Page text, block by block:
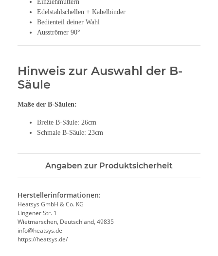
Einziehmuttern
Edelstahlschellen + Kabelbinder
Bedienteil deiner Wahl
Ausströmer 90°
Hinweis zur Auswahl der B-
Säule
Maße der B-Säulen:
Breite B-Säule: 26cm
Schmale B-Säule: 23cm
Angaben zur Produktsicherheit
Herstellerinformationen:
Heatsys GmbH & Co. KG
Lingener Str. 1
Wietmarschen, Deutschland, 49835
info@heatsys.de
https://heatsys.de/